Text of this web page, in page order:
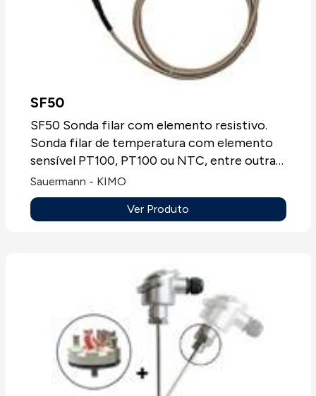
SF50
SF50 Sonda filar com elemento resistivo.
Sonda filar de temperatura com elemento
sensível PT100, PT100 ou NTC, entre outras,
vários tipos de cabo.
Sauermann - KIMO
Ver Produto